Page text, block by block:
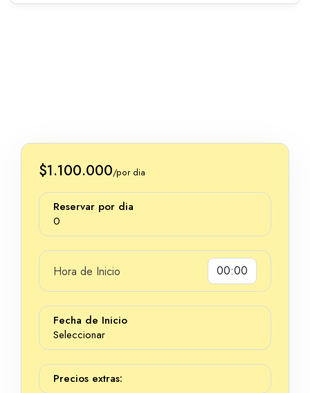
$1.100.000/por dia
Reservar por dia
0
Dias
Hora de Inicio
Fecha de Inicio
Seleccionar
Precios extras: